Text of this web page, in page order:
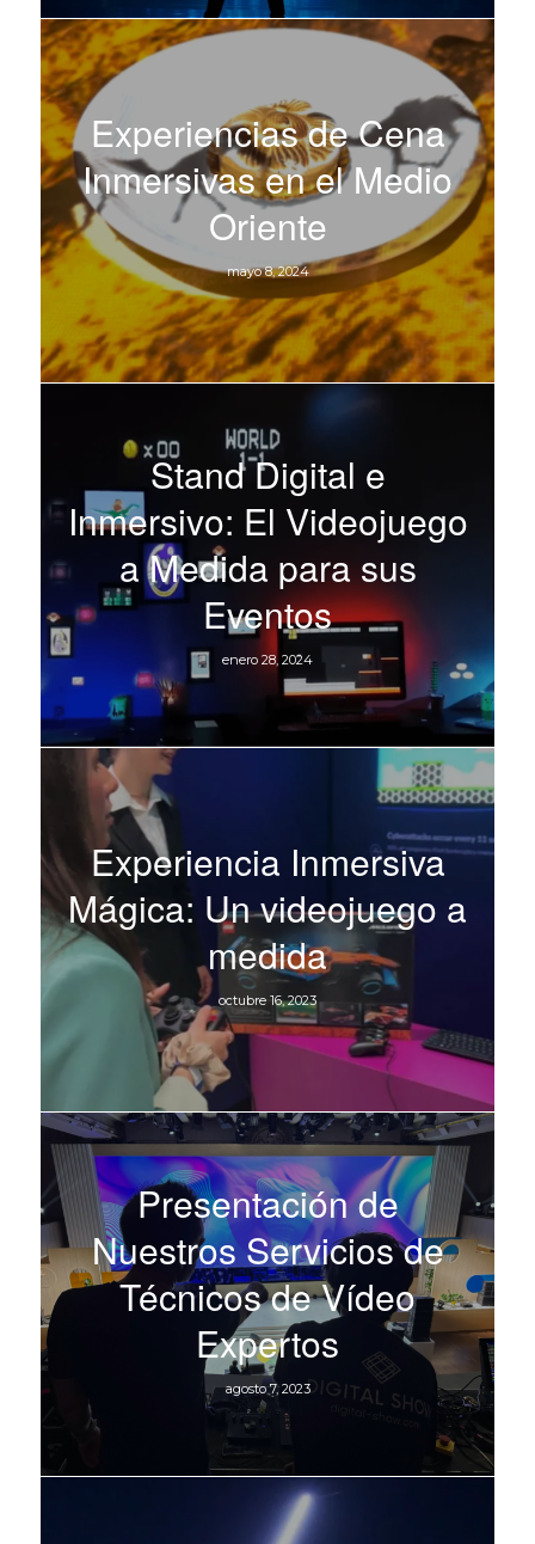
Experiencias de Cena
Inmersivas en el Medio
Oriente
mayo 8, 2024
Stand Digital e
Inmersivo: El Videojuego
a Medida para sus
Eventos
enero 28, 2024
Experiencia Inmersiva
Mágica: Un videojuego a
medida
octubre 16, 2023
Presentación de
Nuestros Servicios de
Técnicos de Vídeo
Expertos
agosto 7, 2023